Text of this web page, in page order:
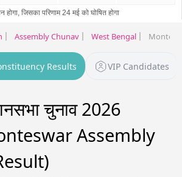
Assembly Chunav West Bengal
Results VIP Candidates
चुनाव 2026
Assembly